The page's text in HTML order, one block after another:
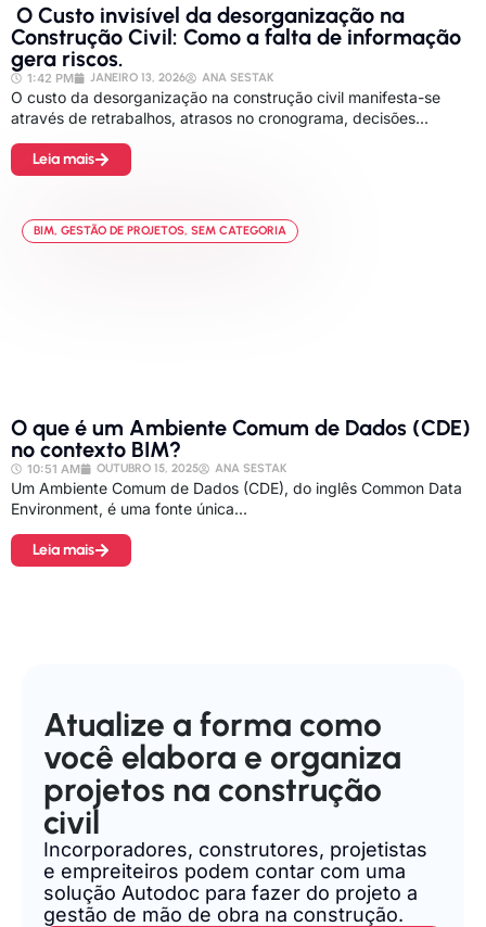
O Custo invisível da desorganização na
Construção Civil: Como a falta de informação
gera riscos.
1:42 PM JANEIRO 13, 2026 ANA SESTAK
O custo da desorganização na construção civil manifesta-se
através de retrabalhos, atrasos no cronograma, decisões...
Leia mais
BIM, GESTÃO DE PROJETOS, SEM CATEGORIA
O que é um Ambiente Comum de Dados (CDE)
no contexto BIM?
10:51 AM OUTUBRO 15, 2025 ANA SESTAK
Um Ambiente Comum de Dados (CDE), do inglês Common Data
Environment, é uma fonte única...
Leia mais
Atualize a forma como
você elabora e organiza
projetos na construção
civil
Incorporadores, construtores, projetistas
e empreiteiros podem contar com uma
solução Autodoc para fazer do projeto a
gestão de mão de obra na construção.